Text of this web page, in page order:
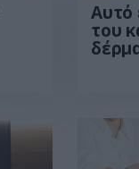
Αυτό
του